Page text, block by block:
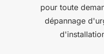
pour toute
dépannage